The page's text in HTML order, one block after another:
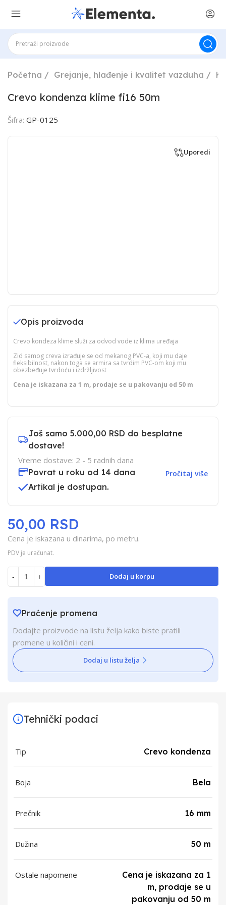
Početna Grejanje, hlađenje i kvalitet vazduha
Crevo kondenza klime fi16 50m
Šifra: GP-0125
Uporedi
Opis proizvoda
Crevo kondeza klime služi za odvod vode iz klima uređaja
Zid samog creva izrađuje se od mekanog PVC-a, koji mu daje
fleksibilnost, nakon toga se armira sa tvrdim PVC-om koji mu
obezbeđuje tvrdoću i izdržljivost
Cena je iskazana za 1 m, prodaje se u pakovanju od 50 m
Još samo 5.000,00 RSD do besplatne
dostave!
Vreme dostave: 2 - 5 radnih dana
Povrat u roku od 14 dana
Pročitaj više
Artikal je dostupan.
Cena je iskazana u dinarima, po metru.
PDV je uračunat.
50,00 RSD
- + Dodaj u korpu
Praćenje promena
Dodajte proizvode na listu želja kako biste pratili
promene u količini i ceni.
Dodaj u listu želja
Tehnički podaci
Tip Crevo kondenza
Boja Bela
Prečnik 16 mm
Dužina 50 m
Ostale napomene
Cena je iskazana za 1
m, prodaje se u
pakovanju od 50 m